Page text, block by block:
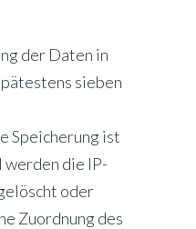
der Daten in
sieben
Speicherung ist
werden die IP-
oder
Zuordnung des